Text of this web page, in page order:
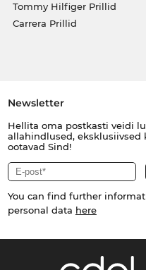
Tommy Hilfiger Prillid
Carrera Prillid
Newsletter
Hellita oma postkasti veidi
allahindlused,
ootavad Sind!
You can find further
personal data here